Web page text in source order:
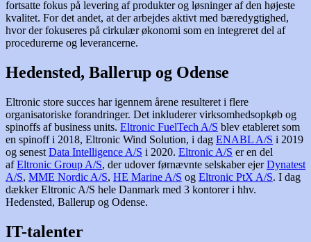
fortsatte fokus på levering af produkter og løsninger af den højeste
kvalitet. For det andet, at der arbejdes aktivt med bæredygtighed,
hvor der fokuseres på cirkulær økonomi som en integreret del af
procedurerne og leverancerne.
Hedensted, Ballerup og Odense
Eltronic store succes har igennem årene resulteret i flere
organisatoriske forandringer. Det inkluderer virksomhedsopkøb og
spinoffs af business units. Eltronic FuelTech A/S blev etableret som
en spinoff i 2018, Eltronic Wind Solution, i dag ENABL A/S i 2019
og senest Data Intelligence A/S i 2020. Eltronic A/S er en del
afEltronic Group A/S, der udover førnævnte selskaber ejerDynatest
A/S, MME Nordic A/S, HE Marine A/S og Eltronic PtX A/S. I dag
dækker Eltronic A/S hele Danmark med 3 kontorer i hhv.
Hedensted, Ballerup og Odense.
IT-talenter